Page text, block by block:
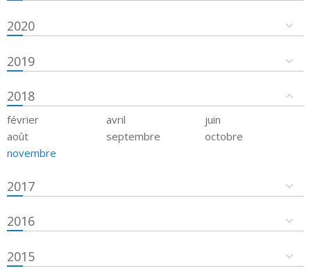
2020
2019
2018
février avril
juin
août
septembre
octobre
novembre
2017
2016
2015